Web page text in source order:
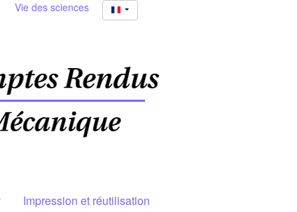
Vie des sciences
Impression et réutilisation